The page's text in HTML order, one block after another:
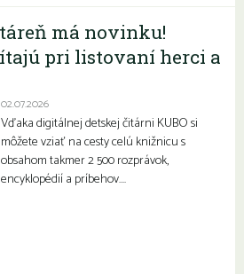
má novinku!
pri listovaní herci a
02.07.2026
Vďaka digitálnej detskej čitárni KUBO si
môžete vziať na cesty celú knižnicu s
obsahom takmer 2 500 rozprávok,
encyklopédií a príbehov….